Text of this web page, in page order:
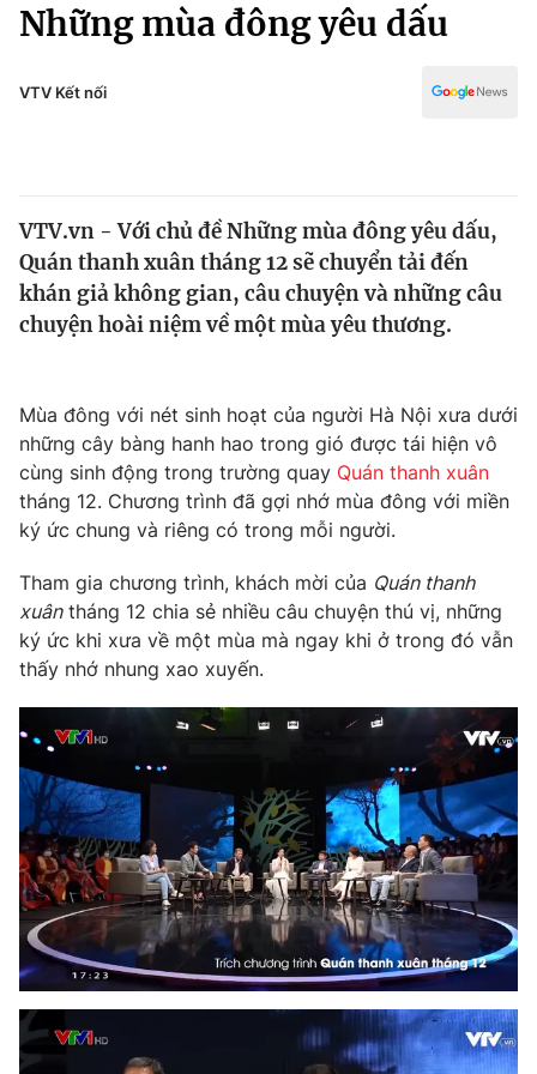
Chính trị
Thế giới
Tin tức
Câu chuyện quốc tế
Tài chính
Thị trường
Góc doanh nghiệp
Dữ liệu và đời sống
Truyền hình
Phim VTV
Hậu trường
Nhân vật
Khán giả
Giải sao mai
Điện ảnh
Âm nhạc
Sao
Đời sống
Du lịch
Làm đẹp
Chất lượng cuộc sống
Giáo dục
Tuyển sinh
Học trực tuyến
Công nghệ
Hitech Công nghệ tương lai
Sản phẩm
Thị trường
Tư vấn
Giao lưu trực tuyến
Lịch phát sóng
Chuyên mục khác
Emagazine Podcast
Truyền hình
Y tế
Những mùa đông yêu dấu
VTV Kết nối
VTV.vn - Với chủ đề Những mùa đông yêu dấu,
Quán thanh xuân tháng 12 sẽ chuyển tải đến
khán giả không gian, câu chuyện và những câu
chuyện hoài niệm về một mùa yêu thương.
Mùa đông với nét sinh hoạt của người Hà Nội xưa dưới
những cây bàng hanh hao trong gió được tái hiện vô
cùng sinh động trong trường quay Quán thanh xuân
tháng 12. Chương trình đã gợi nhớ mùa đông với miền
ký ức chung và riêng có trong mỗi người.
Tham gia chương trình, khách mời của Quán thanh
xuântháng 12 chia sẻ nhiều câu chuyện thú vị, những
ký ức khi xưa về một mùa mà ngay khi ở trong đó vẫn
thấy nhớ nhung xao xuyến.